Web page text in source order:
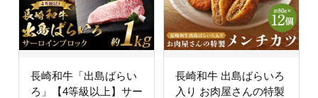
長崎和牛「出島ばらい
ろ」【4等級以上】サー
長崎和牛 出島ばらいろ
入り お肉屋さんの特製